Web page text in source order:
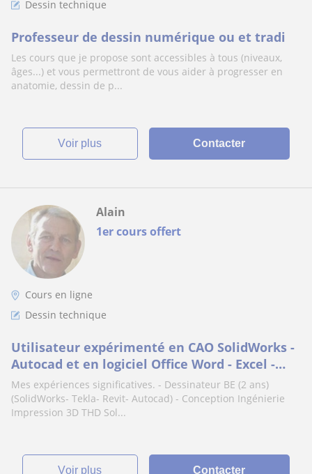
Dessin technique
Professeur de dessin numérique ou et tradi
Les cours que je propose sont accessibles à tous (niveaux,
âges...) et vous permettront de vous aider à progresser en
anatomie, dessin de p...
voir plus Contacter
1er cours offert
Alain
Cours en ligne
Dessin technique
Utilisateur expérimenté en CAO SolidWorks -
Autocad et en logiciel Office Word - Excel -
PowerPoint
Mes expériences significatives. - Dessinateur BE (2 ans)
(SolidWorks- Tekla- Revit- Autocad) - Conception Ingénierie
Impression 3D THD Sol...
voir plus Contacter